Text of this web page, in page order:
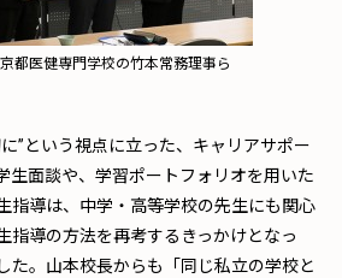
都医健専門学校の竹本常務理事ら
という視点に立った、キャリアサポー
生面談や、学習ポートフォリオを用いた
指導は、中学・高等学校の先生にも関心
指導の方法を再考するきっかけとなっ
た。山本校長からも「同じ私立の学校と